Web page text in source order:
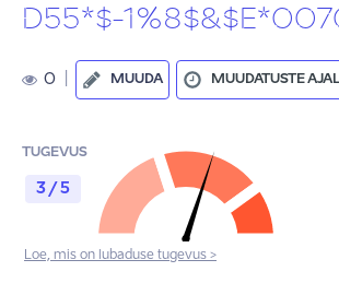
D55*$-
0 MUUDA MUUDATUSTE
TUGEVUS
3 / 5
Loe, mis on lubaduse tugevus >